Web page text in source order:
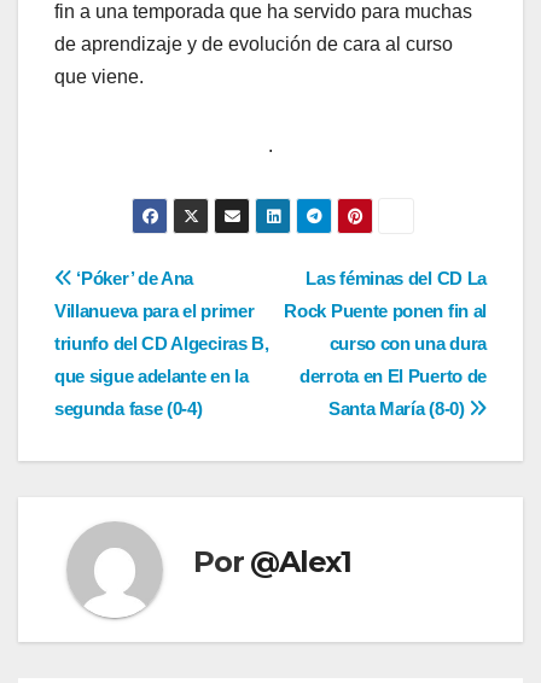
fin a una temporada que ha servido para muchas
de aprendizaje y de evolución de cara al curso
que viene.
.
Navegación
de
entradas
Las féminas del CD La
Rock Puente ponen fin al
curso con una dura
derrota en El Puerto de
Santa María (8-0)
‘Póker’ de Ana
Villanueva para el primer
triunfo del CD Algeciras B,
que sigue adelante en la
segunda fase (0-4)
Por @Alex1